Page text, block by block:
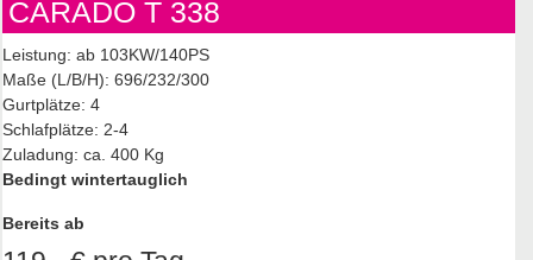
CARADO T 338
Leistung: ab 103KW/140PS
Maße (L/B/H): 696/232/300
Gurtplätze: 4
Schlafplätze: 2-4
Zuladung: ca. 400 Kg
Bedingt wintertauglich
Bereits ab